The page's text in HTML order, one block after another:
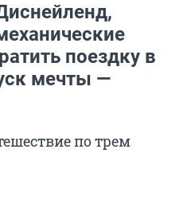
поездку в
мечты —
по трем